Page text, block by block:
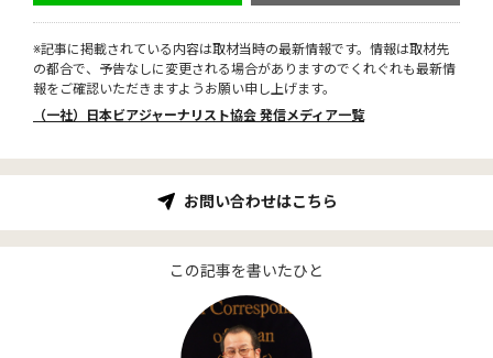
※記事に掲載されている内容は取材当時の最新情報です。情報は取材先
の都合で、予告なしに変更される場合がありますのでくれぐれも最新情
報をご確認いただきますようお願い申し上げます。
（一社）日本ビアジャーナリスト協会 発信メディア一覧
お問い合わせはこちら
この記事を書いたひと